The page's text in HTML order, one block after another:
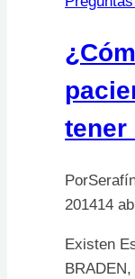
tener
Por
201414
Existen